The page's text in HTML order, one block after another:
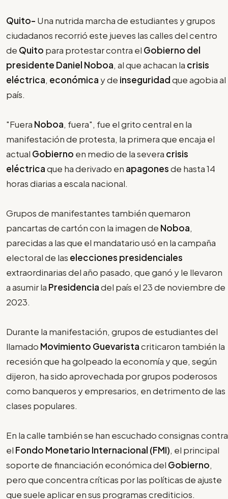
Quito- Una nutrida marcha de estudiantes y grupos
ciudadanos recorrió este jueves las calles del centro
de Quito para protestar contra el Gobierno del
presidente Daniel Noboa, al que achacan la crisis
eléctrica, económica y de inseguridadque agobia al
país.
"Fuera Noboa, fuera", fue el grito central en la
manifestación de protesta, la primera que encaja el
actual Gobierno en medio de la severa crisis
eléctricaque ha derivado en apagonesde hasta 14
horas diarias a escala nacional.
Grupos de manifestantes también quemaron
pancartas de cartón con la imagen de Noboa,
parecidas a las que el mandatario usó en la campaña
electoral de las elecciones presidenciales
extraordinarias del año pasado, que ganó y le llevaron
a asumir la Presidenciadel país el 23 de noviembre de
2023.
Durante la manifestación, grupos de estudiantes del
llamado Movimiento Guevaristacriticaron también la
recesión que ha golpeado la economía y que, según
dijeron, ha sido aprovechada por grupos poderosos
como banqueros y empresarios, en detrimento de las
clases populares.
En la calle también se han escuchado consignas contra
el Fondo Monetario Internacional (FMI), el principal
soporte de financiación económica del Gobierno,
pero que concentra críticas por las políticas de ajuste
que suele aplicar en sus programas crediticios.